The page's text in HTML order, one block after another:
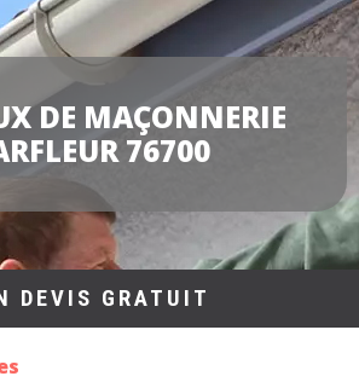
DE MAÇONNERIE
76700
DEVIS GRATUIT